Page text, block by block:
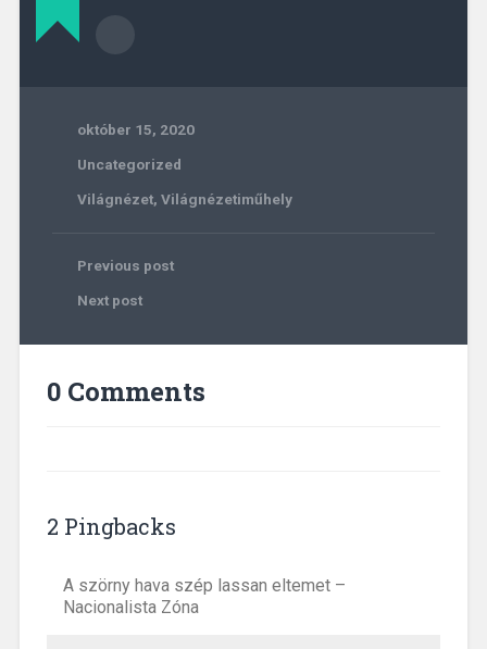
október 15, 2020
Uncategorized
Világnézet, Világnézetiműhely
Previous post
Next post
0 Comments
2 Pingbacks
A szörny hava szép lassan eltemet –
Nacionalista Zóna